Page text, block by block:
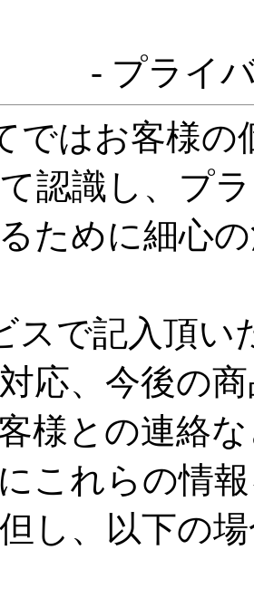
- プライ
ではお客様の
認識し、プ
ために細心
スで記入頂い
応、今後の
様との連絡
これらの情
し、以下の